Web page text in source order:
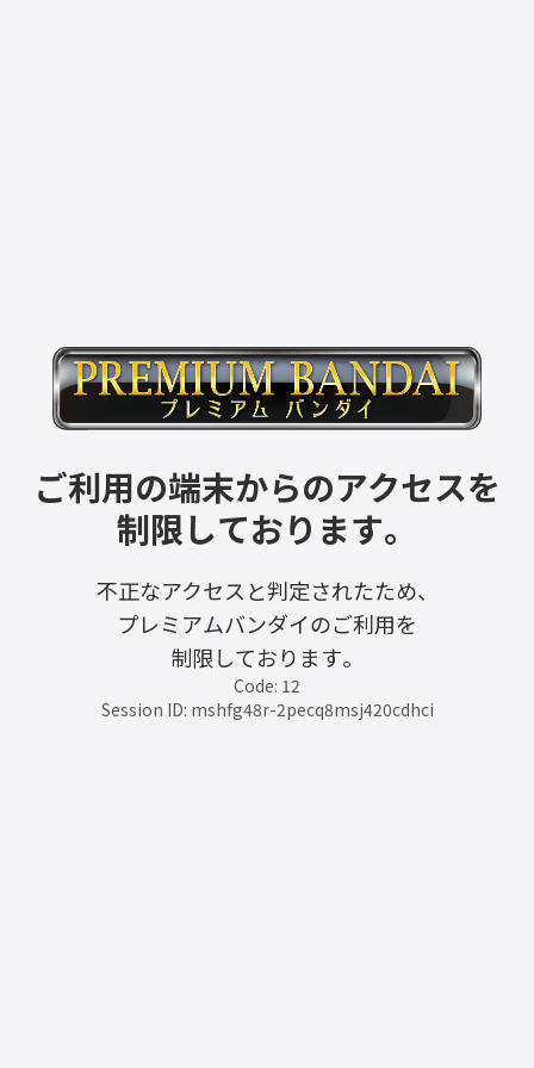
ご利用の端末からのアクセスを
制限しております。
不正なアクセスと判定されたため、
プレミアムバンダイのご利用を
制限しております。
Code: 12
Session ID: mshfg48r-2pecq8msj420cdhci